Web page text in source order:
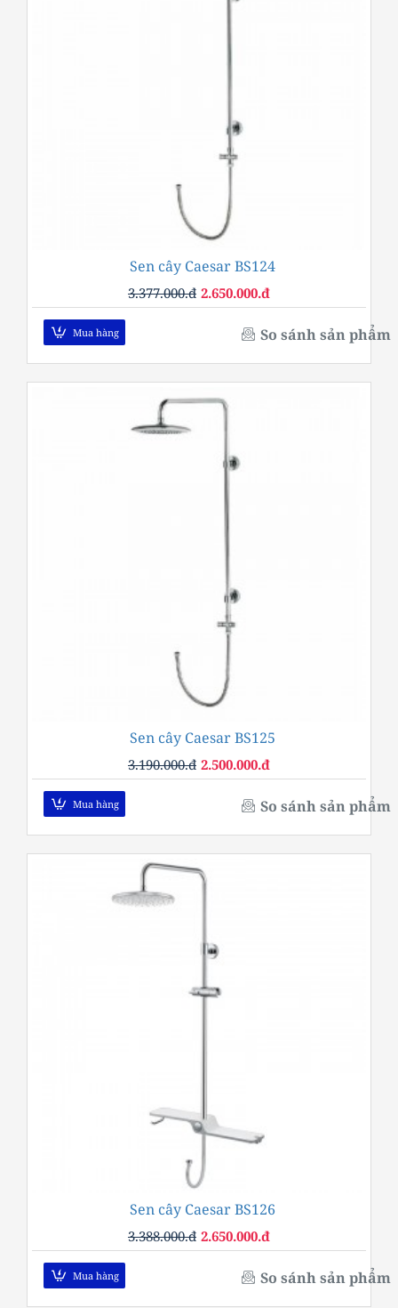
Sen cây Caesar BS124
2.650.000.đ
3.377.000.đ
Mua hàng So sánh sản phẩm
Sen cây Caesar BS125
2.500.000.đ
3.190.000.đ
Mua hàng So sánh sản phẩm
Sen cây Caesar BS126
2.650.000.đ
3.388.000.đ
Mua hàng So sánh sản phẩm